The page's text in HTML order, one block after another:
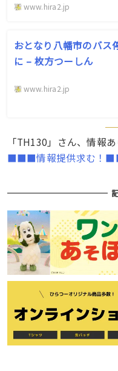
www.hira2.jp
おとなり八幡市のバス
に – 枚方つーしん
www.hira2.jp
「TH130」さん、情報
■■■情報提供求む！